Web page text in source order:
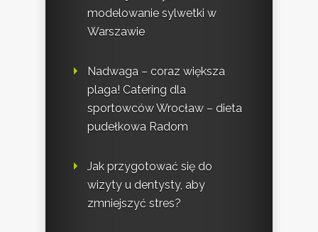
modelowanie sylwetki w
Warszawie
Nadwaga – coraz większa
plaga! Catering dla
sportowców Wrocław – dieta
pudełkowa Radom
Jak przygotować się do
wizyty u dentysty, aby
zmniejszyć stres?